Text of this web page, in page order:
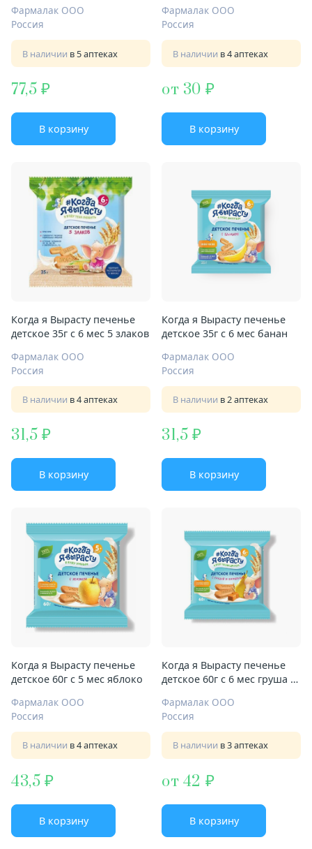
Фармалак ООО
Россия
В наличии в 5 аптеках
77,5
В корзину
Фармалак ООО
Россия
В наличии в 4 аптеках
от 30
В корзину
Когда я Вырасту печенье
детское 35г с 6 мес 5 злаков
Фармалак ООО
Россия
В наличии в 4 аптеках
31,5
В корзину
Когда я Вырасту печенье
детское 35г с 6 мес банан
Фармалак ООО
Россия
В наличии в 2 аптеках
31,5
В корзину
Когда я Вырасту печенье
детское 60г с 5 мес яблоко
Фармалак ООО
Россия
В наличии в 4 аптеках
43,5
В корзину
Когда я Вырасту печенье
детское 60г с 6 мес груша и
Фармалак ООО
Россия
В наличии в 3 аптеках
от 42
В корзину